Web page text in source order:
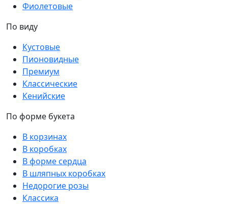
Фиолетовые
По виду
Кустовые
Пионовидные
Премиум
Классические
Кенийские
По форме букета
В корзинах
В коробках
В форме сердца
В шляпных коробках
Недорогие розы
Классика